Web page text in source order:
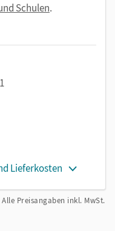
Schulen.
Lieferkosten
Alle Preisangaben inkl. MwSt.